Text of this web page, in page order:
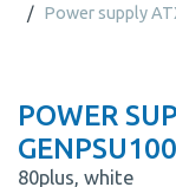
Power supply
POWER
80plus, white